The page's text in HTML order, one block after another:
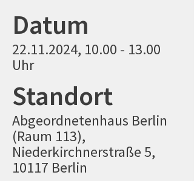
Datum
22.11.2024, 10.00 - 13.00
Uhr
Standort
Abgeordnetenhaus Berlin
(Raum 113),
Niederkirchnerstraße 5,
10117 Berlin